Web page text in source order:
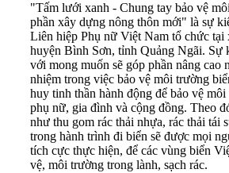
"Tấm lưới xanh - Chung tay bảo vệ
phần xây dựng nông thôn mới" là sự
Liên hiệp Phụ nữ Việt Nam tổ chức tại
huyện Bình Sơn, tỉnh Quảng Ngãi. Sự
với mong muốn sẽ góp phần nâng cao
nhiệm trong việc bảo vệ môi trường
huy tinh thần hành động để bảo vệ
phụ nữ, gia đình và cộng đồng. Theo
như thu gom rác thải nhựa, rác thải tái
trong hành trình đi biển sẽ được mọi
tích cực thực hiện, để các vùng biển
vệ, môi trường trong lành, sạch rác.